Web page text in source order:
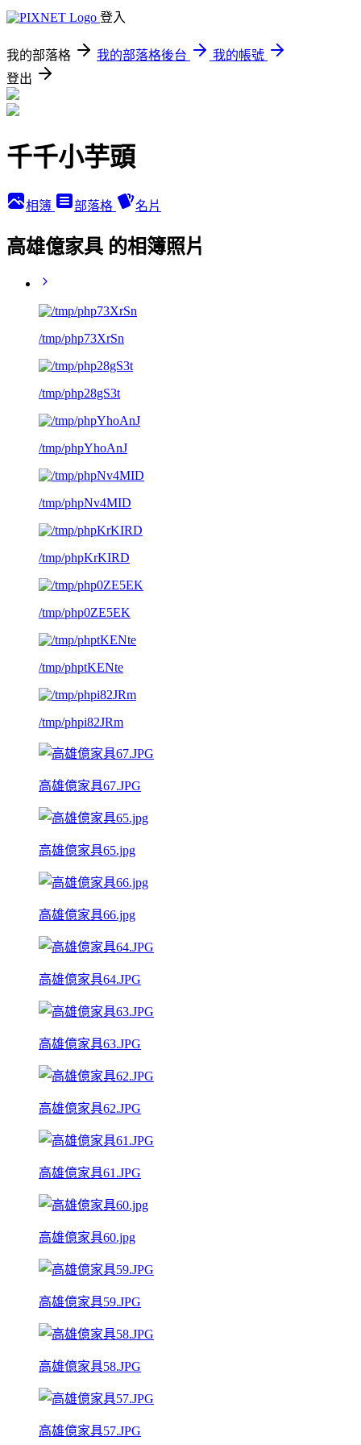
登入
我的部落格 我的部落格後台
我的帳號
登出
千千小芋頭
相簿 部落格 名片
高雄億家具 的相簿照片
/tmp/php73XrSn
/tmp/php28gS3t
/tmp/phpYhoAnJ
/tmp/phpNv4MID
/tmp/phpKrKIRD
/tmp/php0ZE5EK
/tmp/phptKENte
/tmp/phpi82JRm
高雄億家具67.JPG
高雄億家具65.jpg
高雄億家具66.jpg
高雄億家具64.JPG
高雄億家具63.JPG
高雄億家具62.JPG
高雄億家具61.JPG
高雄億家具60.jpg
高雄億家具59.JPG
高雄億家具58.JPG
高雄億家具57.JPG